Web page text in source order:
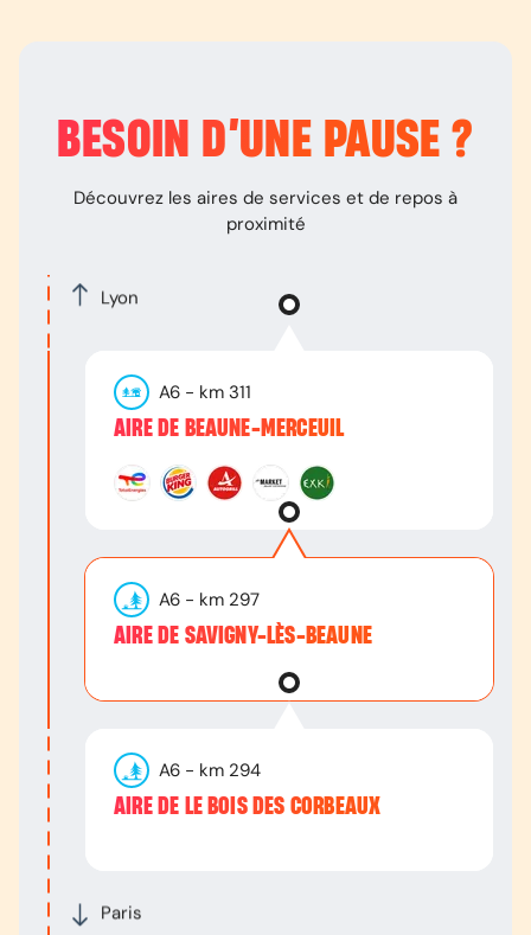
BESOIN D’UNE PAUSE ?
Découvrez les aires de services et de repos à
proximité
Lyon
Paris
A6 - km 311
AIRE DE BEAUNE-MERCEUIL
A6 - km 297
AIRE DE SAVIGNY-LÈS-BEAUNE
A6 - km 294
AIRE DE LE BOIS DES CORBEAUX